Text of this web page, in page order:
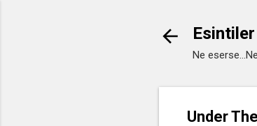
Ne
Under